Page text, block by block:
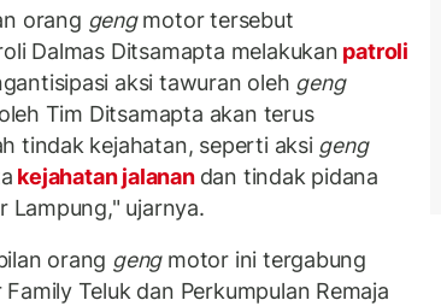
orang gengmotor tersebut
Dalmas Ditsamapta melakukan patroli
aksi tawuran oleh geng
Tim Ditsamapta akan terus
tindak kejahatan, seperti aksi geng
kejahatan jalanan dan tindak pidana
Lampung," ujarnya.
orang gengmotor ini tergabung
Teluk dan Perkumpulan Remaja